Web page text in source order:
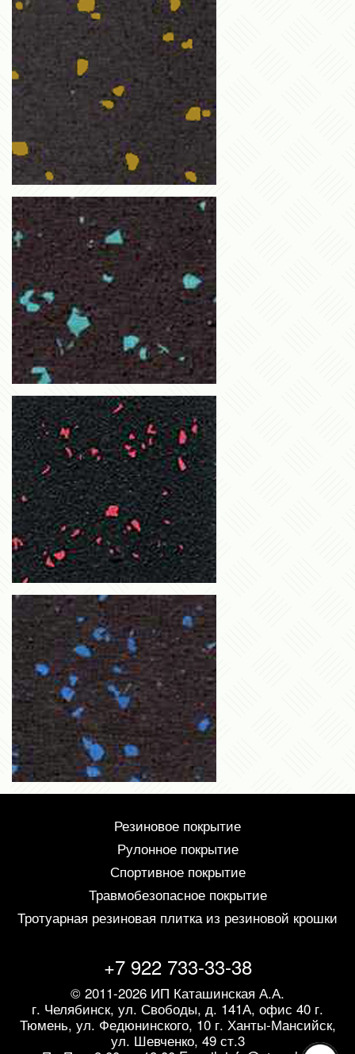
Резиновое покрытие
Рулонное покрытие
Спортивное покрытие
Травмобезопасное покрытие
Тротуарная резиновая плитка из резиновой крошки
+7 922 733-33-38
© 2011-2026 ИП Каташинская А.А.
г. Челябинск, ул. Свободы, д. 141А, офис 40 г.
Тюмень, ул. Федюнинского, 10 г. Ханты-Мансийск,
ул. Шевченко, 49 ст.3